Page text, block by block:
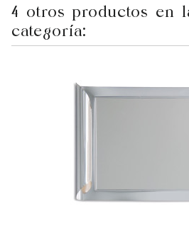
4 otros productos en
categoría: